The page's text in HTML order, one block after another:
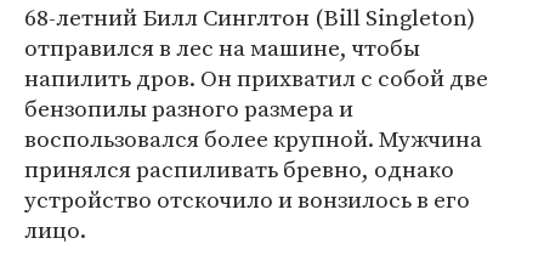
68-летний Билл Синглтон (Bill Singleton)
отправился в лес на машине, чтобы
напилить дров. Он прихватил с собой две
бензопилы разного размера и
воспользовался более крупной. Мужчина
принялся распиливать бревно, однако
устройство отскочило и вонзилось в его
лицо.